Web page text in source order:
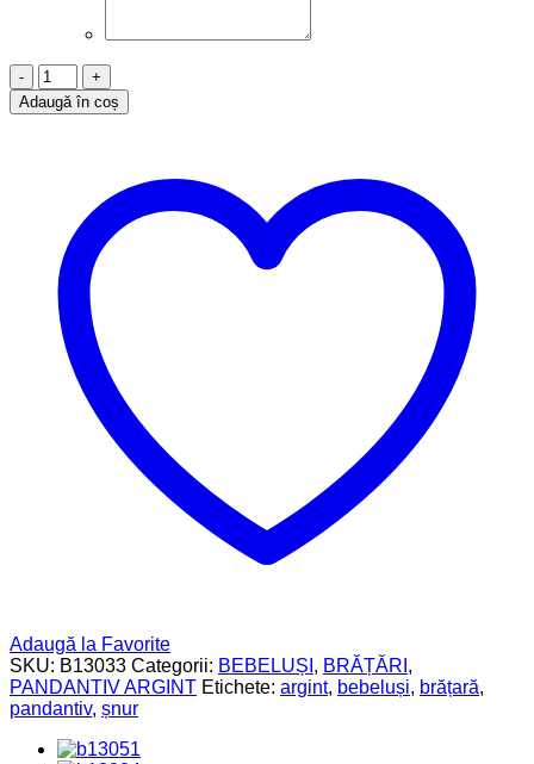
Cantitate
Brățară
Șnur,
bebeluși,
B13033
Adaugă în coș
Adaugă la Favorite
SKU: B13033 Categorii: BEBELUȘI , BRĂȚĂRI ,
PANDANTIV ARGINT Etichete: argint, bebeluși, brățară,
pandantiv, șnur